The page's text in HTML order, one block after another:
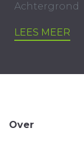
Achtergrond
LEES MEER
Over